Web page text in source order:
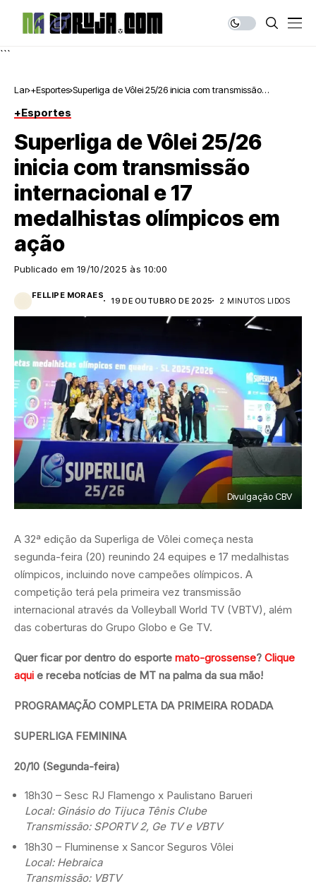
```
Lar +Esportes Superliga de Vôlei 25/26 inicia com transmissão
+Esportes
Superliga de Vôlei 25/26
inicia com transmissão
internacional e 17
medalhistas olímpicos em
ação
Publicado em 19/10/2025 às 10:00
FELLIPE MORAES
19 DE OUTUBRO DE 2025 2 MINUTOS LIDOS
Divulgação CBV
A 32ª edição da Superliga de Vôlei começa nesta
segunda-feira (20) reunindo 24 equipes e 17 medalhistas
olímpicos, incluindo nove campeões olímpicos. A
competição terá pela primeira vez transmissão
internacional através da Volleyball World TV (VBTV), além
das coberturas do Grupo Globo e Ge TV.
Quer ficar por dentro do esporte mato-grossense? Clique
aqui e receba notícias de MT na palma da sua mão!
PROGRAMAÇÃO COMPLETA DA PRIMEIRA RODADA
SUPERLIGA FEMININA
20/10 (Segunda-feira)
18h30 – Sesc RJ Flamengo x Paulistano Barueri
Local: Ginásio do Tijuca Tênis Clube
Transmissão: SPORTV 2, Ge TV e VBTV
18h30 – Fluminense x Sancor Seguros Vôlei
Local: Hebraica
Transmissão: VBTV